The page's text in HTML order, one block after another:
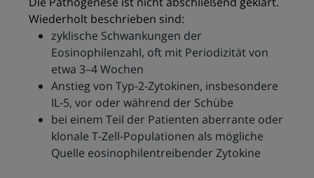
Wiederholt beschrieben sind:
zyklische Schwankungen der
Eosinophilenzahl, oft mit Periodizität von
etwa 3–4 Wochen
Anstieg von Typ-2-Zytokinen, insbesondere
IL-5, vor oder während der Schübe
bei einem Teil der Patienten aberrante oder
klonale T-Zell-Populationen als mögliche
Quelle eosinophilentreibender Zytokine